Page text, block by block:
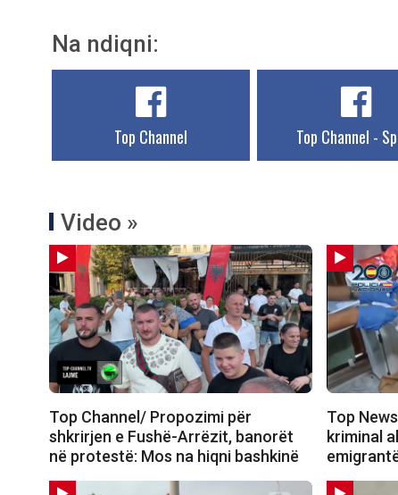
Na ndiqni:
Top Channel Top Channel -
Video »
Top Channel/ Propozimi për
shkrirjen e Fushë-Arrëzit, banorët
në protestë: Mos na hiqni bashkinë
Top
kriminal